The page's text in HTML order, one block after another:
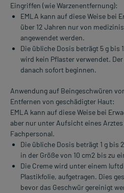
Eingriffen (wie Warzenentfernung):
EMLA kann auf diese Weise bei
über 12 Jahren nur von
angewendet werden.
Die übliche Dosis beträgt 5 g bis
wird kein Pflaster verwendet.
danach sofort beginnen.
Anwendung auf Beingeschwüren
Entfernen von geschädigter Haut:
EMLA kann auf diese Weise bei
aber nur unter Aufsicht eines
Fachpersonal.
Die übliche Dosis beträgt 1 g bis
in der Größe von 10 cm2 bis zu
Die Creme wird unter einem
Plastikfolie, aufgetragen. Dies
bevor das Geschwür gereinigt